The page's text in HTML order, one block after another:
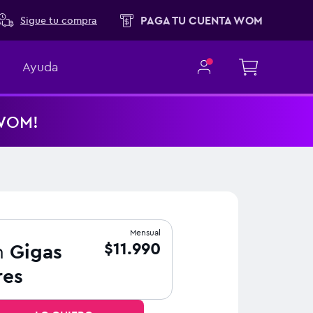
Sigue tu compra PAGA TU CUENTA WOM
Ayuda
Gigas
Mensual
$11.990